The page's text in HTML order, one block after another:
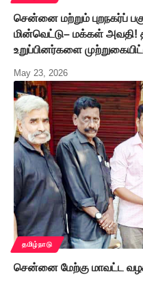
சென்னை மற்றும் புறநகர்ப்
மின்வெட்டு– மக்கள்
உறுப்பினர்களை
May 23, 2026
தமிழ்நாடு
சென்னை மேற்கு மாவட்ட